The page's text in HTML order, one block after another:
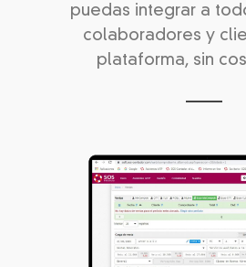
puedas integrar a
colaboradores y
plataforma, sin